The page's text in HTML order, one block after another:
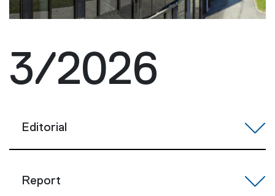
3/2026
Editorial
Report